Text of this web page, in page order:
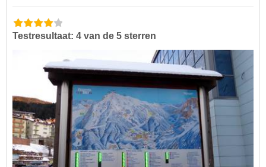
Testresultaat: 4 van de 5 sterren